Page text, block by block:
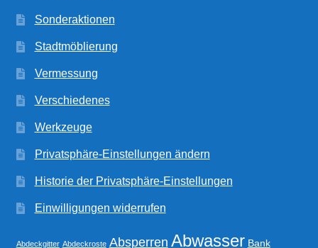
Sonderaktionen
Stadtmöblierung
Vermessung
Verschiedenes
Werkzeuge
Privatsphäre-Einstellungen ändern
Historie der Privatsphäre-Einstellungen
Einwilligungen widerrufen
Abdeckgitter Abdeckroste Absperren Abwasser Bank